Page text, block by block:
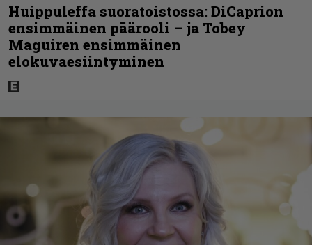
Huippuleffa suoratoistossa: DiCaprion
ensimmäinen päärooli – ja Tobey
Maguiren ensimmäinen
elokuvaesiintyminen